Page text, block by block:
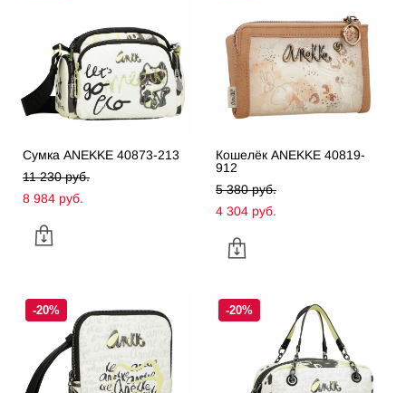
Сумка ANEKKE 40873-213
11 230 pуб.
8 984 pуб.
Кошелёк ANEKKE 40819-
912
5 380 pуб.
4 304 pуб.
-20% -20%